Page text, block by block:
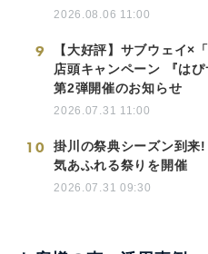
2026.08.06 11:00
9
【大好評】サブウェイ×
店頭キャンペーン 『はぴ
第2弾開催のお知らせ
2026.07.31 11:00
10
掛川の祭典シーズン到来
気あふれる祭りを開催
2026.07.31 09:30